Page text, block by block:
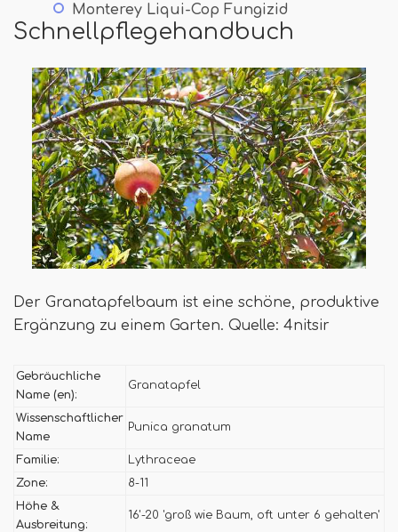
Monterey Liqui-Cop Fungizid
Schnellpflegehandbuch
Der Granatapfelbaum ist eine schöne, produktive
Ergänzung zu einem Garten. Quelle: 4nitsir
Gebräuchliche
Name (en):
Granatapfel
Wissenschaftlicher
Name
Punica granatum
Familie:
Lythraceae
Zone:
8-11
Höhe &
Ausbreitung:
16'-20 'groß wie Baum, oft unter 6 gehalten'